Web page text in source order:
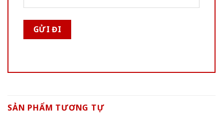
SẢN PHẨM TƯƠNG TỰ